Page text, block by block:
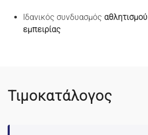
Ιδανικός συνδυασμός
εμπειρίας
Τιμοκατάλογος